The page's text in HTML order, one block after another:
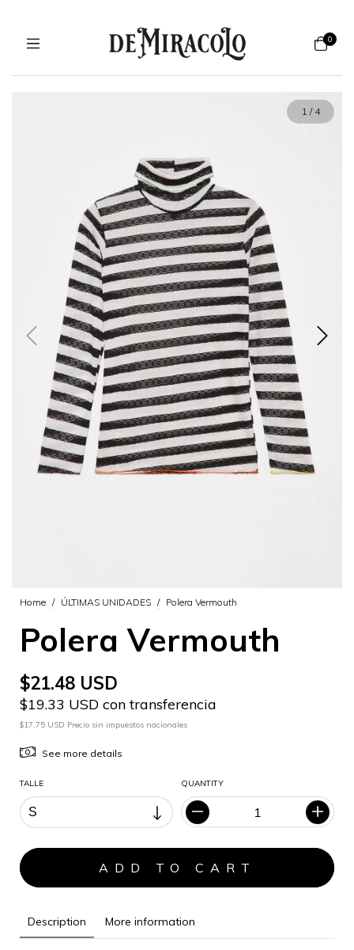
0
1 / 4
Home / ÚLTIMAS UNIDADES / Polera Vermouth
Polera Vermouth
$21.48 USD
$19.33 USD con transferencia
$17.75 USD Precio sin impuestos nacionales
See more details
TALLE QUANTITY
Description More information